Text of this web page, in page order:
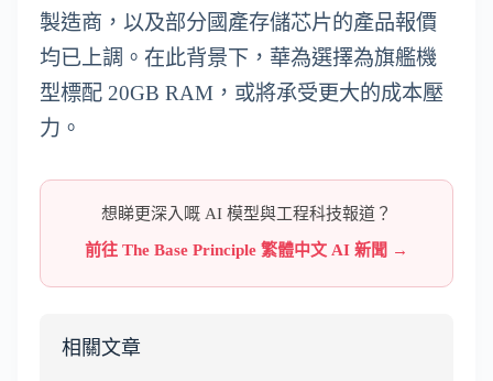
製造商，以及部分國產存儲芯片的產品報價
均已上調。在此背景下，華為選擇為旗艦機
型標配 20GB RAM，或將承受更大的成本壓
力。
想睇更深入嘅 AI 模型與工程科技報道？
前往 The Base Principle 繁體中文 AI 新聞 →
相關文章